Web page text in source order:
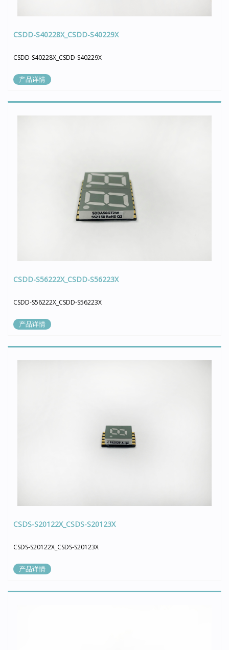
CSDD-S40228X_CSDD-S40229X
CSDD-S40228X_CSDD-S40229X
产品详情
CSDD-S56222X_CSDD-S56223X
CSDD-S56222X_CSDD-S56223X
产品详情
CSDS-S20122X_CSDS-S20123X
CSDS-S20122X_CSDS-S20123X
产品详情